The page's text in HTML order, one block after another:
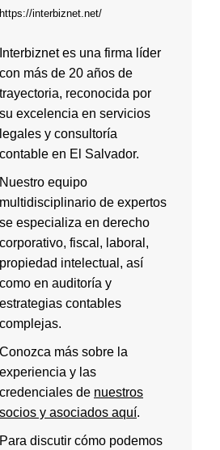
https://interbiznet.net/
Interbiznet es una firma líder
con más de 20 años de
trayectoria, reconocida por
su excelencia en servicios
legales y consultoría
contable en El Salvador.
Nuestro equipo
multidisciplinario de expertos
se especializa en derecho
corporativo, fiscal, laboral,
propiedad intelectual, así
como en auditoría y
estrategias contables
complejas.
Conozca más sobre la
experiencia y las
credenciales de nuestros
socios y asociados aquí.
Para discutir cómo podemos